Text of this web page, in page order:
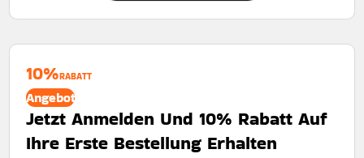
10%RABATT
Angebot
Jetzt Anmelden Und 10% Rabatt Auf
Ihre Erste Bestellung Erhalten